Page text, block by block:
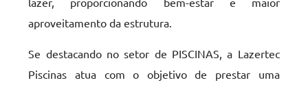
aproveitamento da estrutura.
Se destacando no setor de PISCINAS, a Lazertec
Piscinas atua com o objetivo de prestar uma